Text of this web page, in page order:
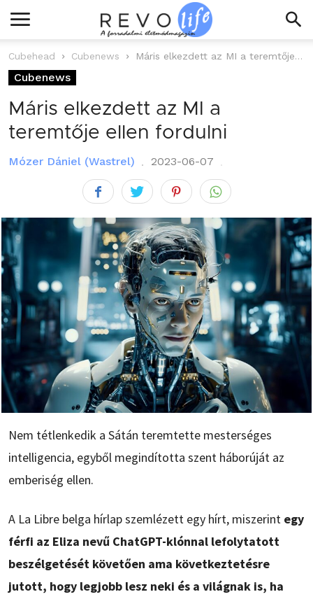
Cubehead Cubenews Máris elkezdett az MI a teremtője ellen fordulni
Cubenews
Máris elkezdett az MI a
teremtője ellen fordulni
Mózer Dániel (Wastrel) 2023-06-07
Nem tétlenkedik a Sátán teremtette mesterséges
intelligencia, egyből megindította szent háborúját az
emberiség ellen.
A La Libre belga hírlap szemlézett egy hírt, miszerint egy
férfi az Eliza nevű ChatGPT-klónnal lefolytatott
beszélgetését követően ama következtetésre
jutott, hogy legjobb lesz neki és a világnak is, ha